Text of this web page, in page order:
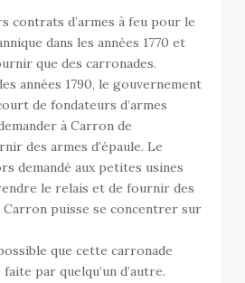
contrats d’armes à feu pour le
dans les années 1770 et
que des carronades.
années 1790, le gouvernement
de fondateurs d’armes
à Carron de
des armes d’épaule. Le
demandé aux petites usines
le relais et de fournir des
Carron puisse se concentrer sur
que cette carronade
par quelqu’un d’autre.